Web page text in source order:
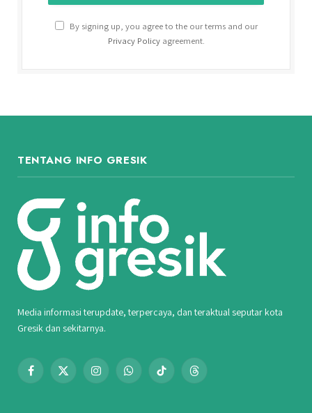
By signing up, you agree to the our terms and our
Privacy Policyagreement.
TENTANG INFO GRESIK
Media informasi terupdate, terpercaya, dan teraktual seputar kota
Gresik dan sekitarnya.
Facebook
X
InstagramWhatsAppTikTok Threads